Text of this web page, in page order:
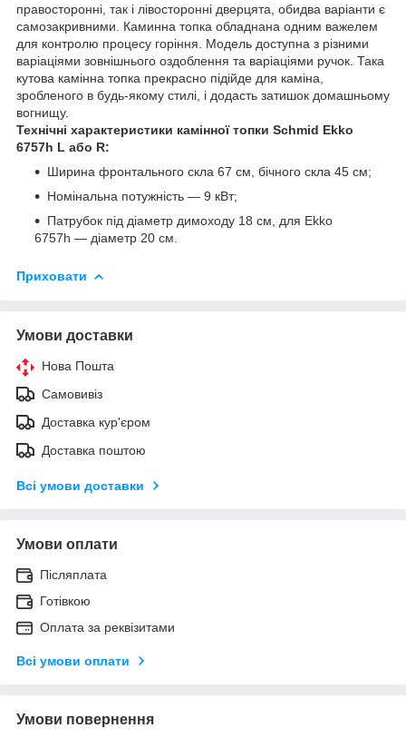
правосторонні, так і лівосторонні дверцята, обидва варіанти є
самозакривними. Каминна топка обладнана одним важелем
для контролю процесу горіння. Модель доступна з різними
варіаціями зовнішнього оздоблення та варіаціями ручок. Така
кутова камінна топка прекрасно підійде для каміна,
зробленого в будь-якому стилі, і додасть затишок домашньому
вогнищу.
Технічні характеристики камінної топки Schmid Ekko
6757h L або R:
Ширина фронтального скла 67 см, бічного скла 45 см;
Номінальна потужність — 9 кВт;
Патрубок під діаметр димоходу 18 см, для Ekko
6757h — діаметр 20 см.
Приховати
Умови доставки
Нова Пошта
Самовивіз
Доставка кур'єром
Доставка поштою
Всі умови доставки
Умови оплати
Післяплата
Готівкою
Оплата за реквізитами
Всі умови оплати
Умови повернення